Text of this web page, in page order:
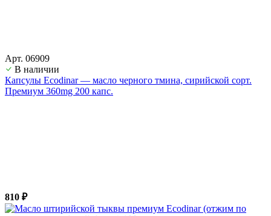
Арт. 06909
В наличии
Капсулы Ecodinar — масло черного тмина, сирийской сорт.
Премиум 360mg 200 капс.
810 ₽